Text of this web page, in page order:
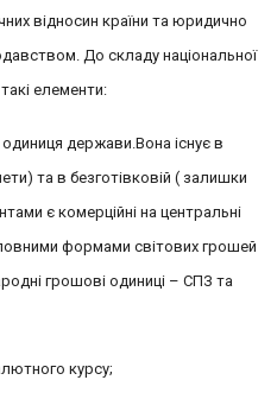
відносин країни та юридично
До складу національної
елементи:
держави.Вона існує в
та в безготівковій ( залишки
є комерційні на центральні
формами світових грошей
грошові одиниці – СПЗ та
курсу;